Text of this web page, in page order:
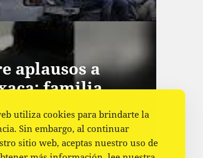
aplausos a
familia
utiliza cookies para brindarte la
Sin embargo, al continuar
sitio web, aceptas nuestro uso de